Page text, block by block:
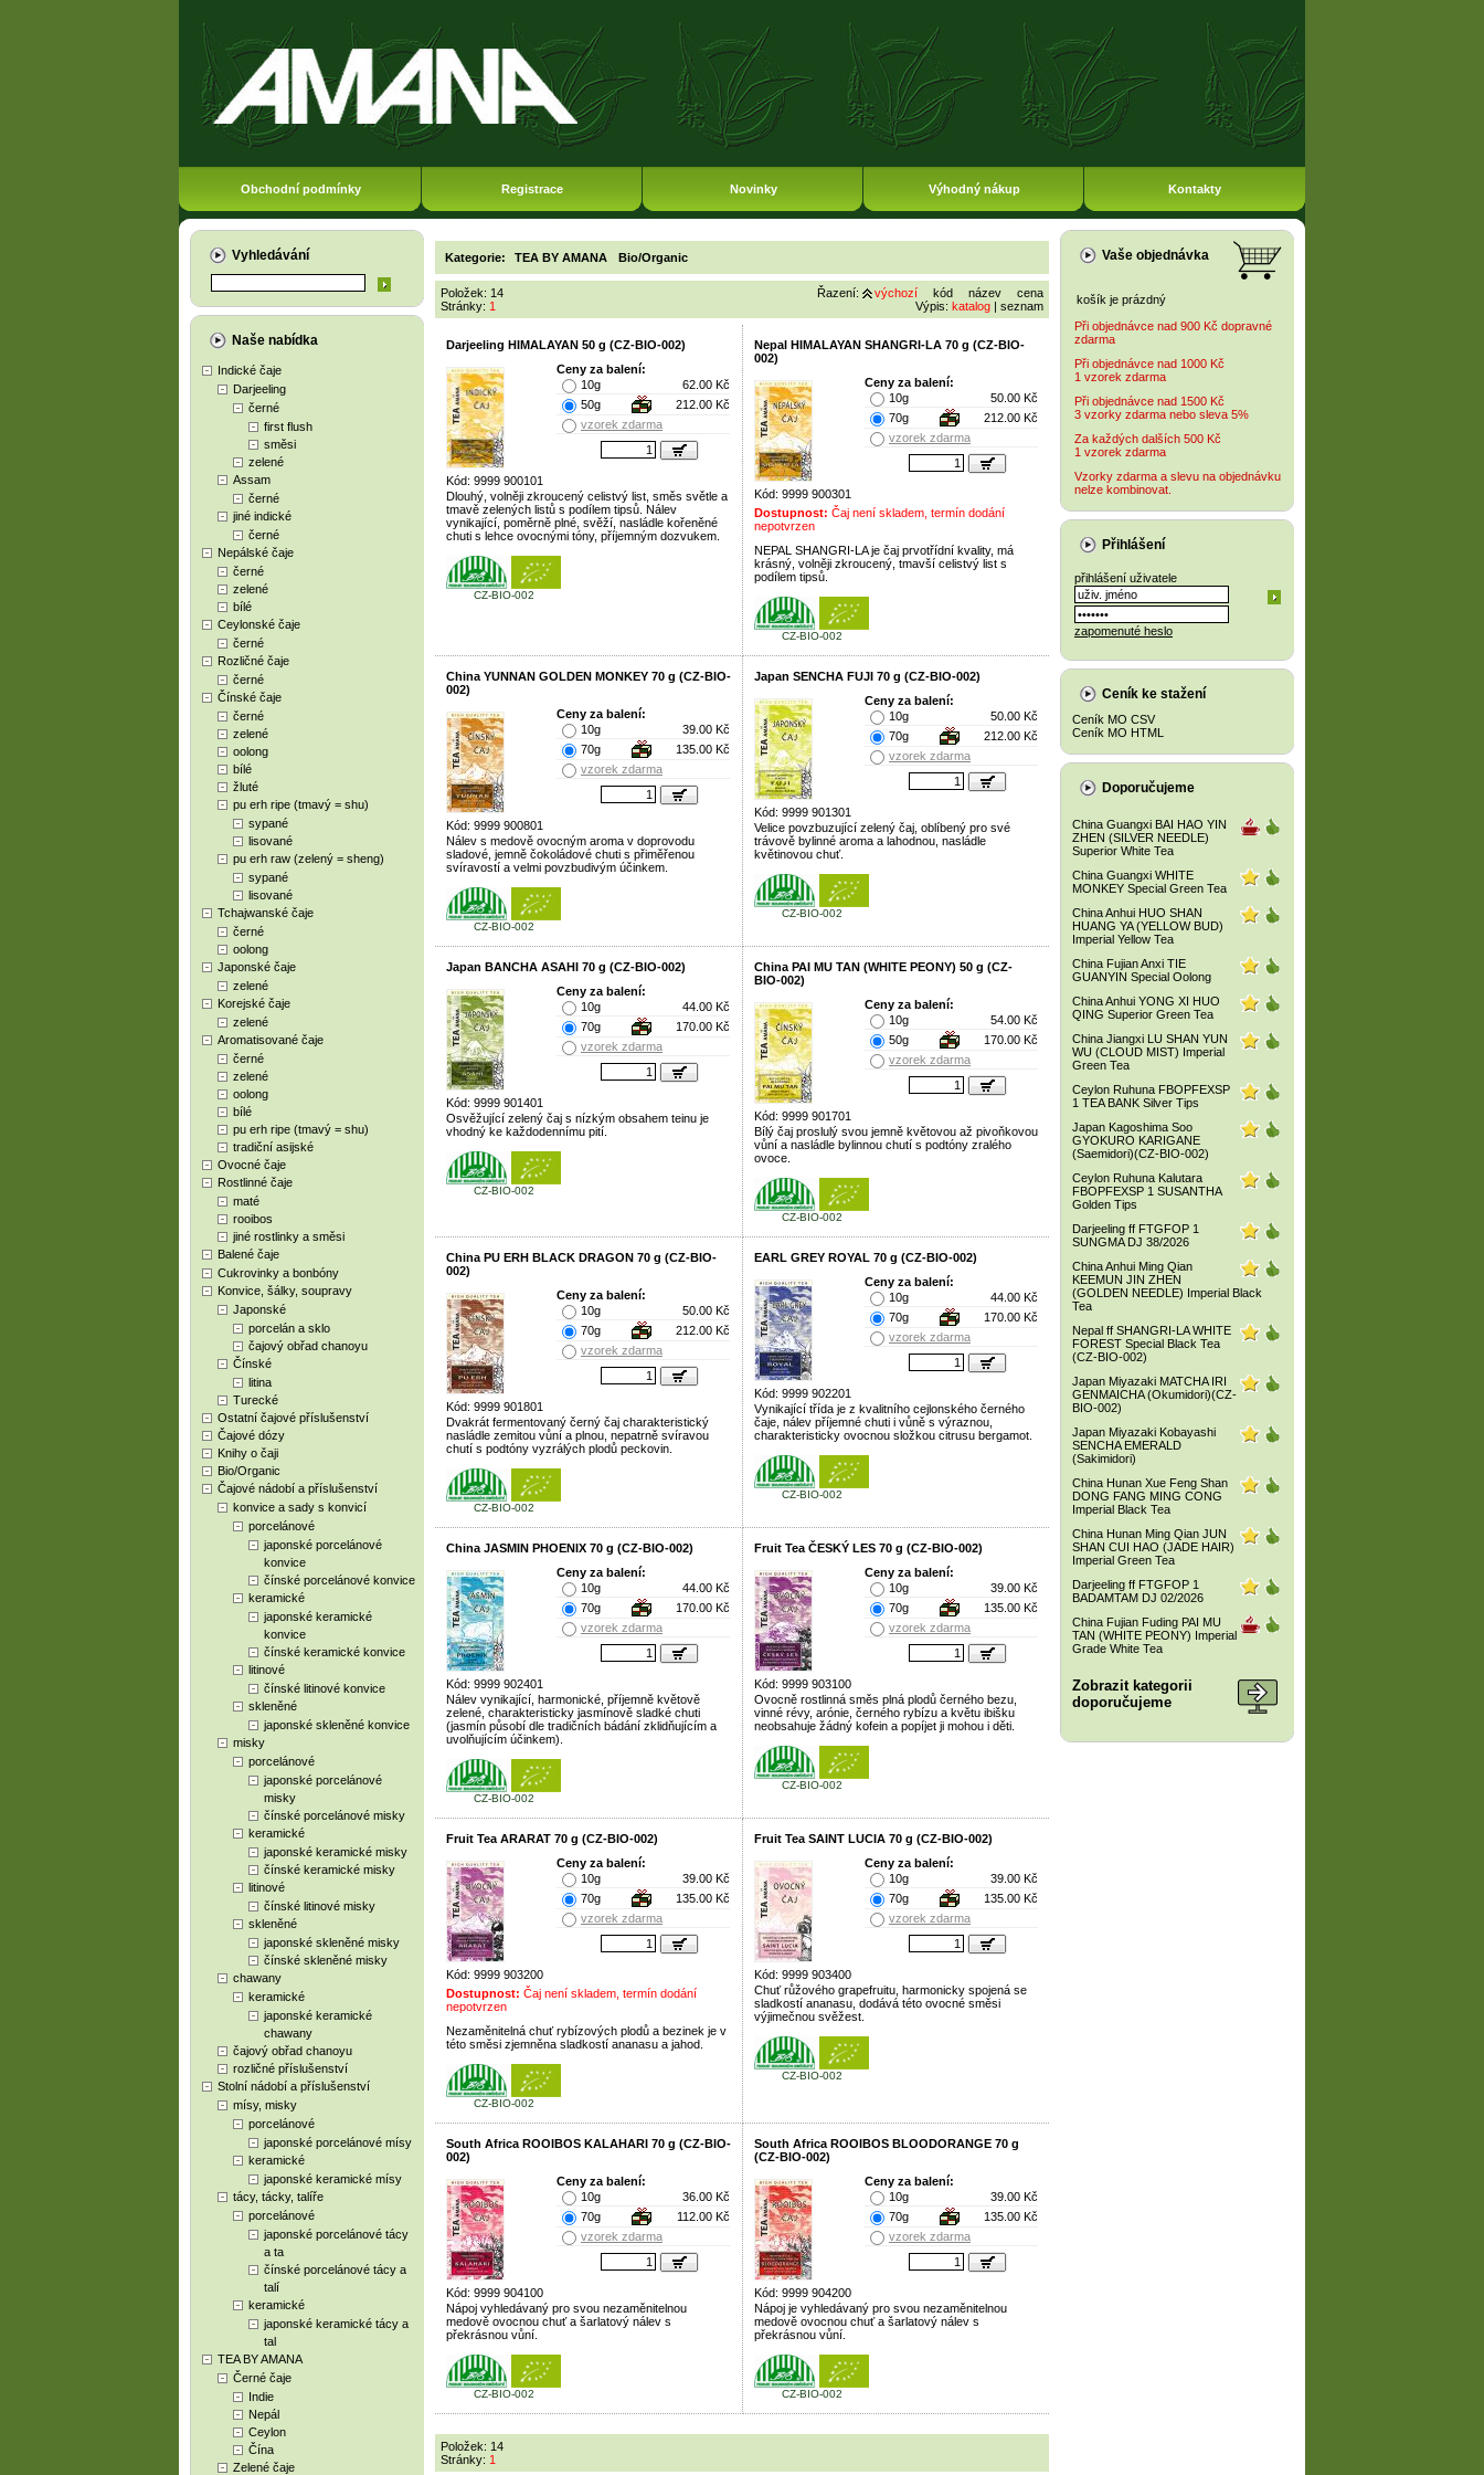
Obchodní podmínky Registrace Novinky Výhodný nákup Kontakty
Vyhledávání
Naše nabídka
Indické čaje
Darjeeling
černé
first flush
směsi
zelené
Assam
černé
jiné indické
černé
Nepálské čaje
černé
zelené
bílé
Ceylonské čaje
černé
Rozličné čaje
černé
Čínské čaje
černé
zelené
oolong
bílé
žluté
pu erh ripe (tmavý = shu)
sypané
lisované
pu erh raw (zelený = sheng)
sypané
lisované
Tchajwanské čaje
černé
oolong
Japonské čaje
zelené
Korejské čaje
zelené
Aromatisované čaje
černé
zelené
oolong
bílé
pu erh ripe (tmavý = shu)
tradiční asijské
Ovocné čaje
Rostlinné čaje
maté
rooibos
jiné rostlinky a směsi
Balené čaje
Cukrovinky a bonbóny
Konvice, šálky, soupravy
Japonské
porcelán a sklo
čajový obřad chanoyu
Čínské
litina
Turecké
Ostatní čajové příslušenství
Čajové dózy
Knihy o čaji
Bio/Organic
Čajové nádobí a příslušenství
konvice a sady s konvicí
porcelánové
japonské porcelánové
konvice
čínské porcelánové konvice
keramické
japonské keramické
konvice
čínské keramické konvice
litinové
čínské litinové konvice
skleněné
japonské skleněné konvice
misky
porcelánové
japonské porcelánové
misky
čínské porcelánové misky
keramické
japonské keramické misky
čínské keramické misky
litinové
čínské litinové misky
skleněné
japonské skleněné misky
čínské skleněné misky
chawany
keramické
japonské keramické
chawany
čajový obřad chanoyu
rozličné příslušenství
Stolní nádobí a příslušenství
mísy, misky
porcelánové
japonské porcelánové mísy
keramické
japonské keramické mísy
tácy, tácky, talíře
porcelánové
japonské porcelánové tácy
a ta
čínské porcelánové tácy a
talí
keramické
japonské keramické tácy a
tal
TEA BY AMANA
Černé čaje
Indie
Nepál
Ceylon
Čína
Zelené čaje
Kategorie: TEA BY AMANA Bio/Organic
Řazení: výchozí kód název
cena
Výpis: katalog | seznam
Položek: 14
Stránky: 1
Darjeeling HIMALAYAN 50 g (CZ-BIO-002)
Kód: 9999 900101
Ceny za balení:
10g
62.00 Kč
50g
212.00 Kč
vzorek zdarma
Dlouhý, volněji zkroucený celistvý list, směs světle a
tmavě zelených listů s podílem tipsů. Nálev
vynikající, poměrně plné, svěží, nasládle kořeněné
chuti s lehce ovocnými tóny, příjemným dozvukem.
CZ-BIO-002
Nepal HIMALAYAN SHANGRI-LA 70 g (CZ-BIO-
002)
Kód: 9999 900301
Ceny za balení:
10g
50.00 Kč
70g
212.00 Kč
vzorek zdarma
Dostupnost: Čaj není skladem, termín dodání
nepotvrzen
NEPAL SHANGRI-LA je čaj prvotřídní kvality, má
krásný, volněji zkroucený, tmavší celistvý list s
podílem tipsů.
CZ-BIO-002
China YUNNAN GOLDEN MONKEY 70 g (CZ-BIO-
002)
Kód: 9999 900801
Ceny za balení:
10g
39.00 Kč
70g
135.00 Kč
vzorek zdarma
Nálev s medově ovocným aroma v doprovodu
sladové, jemně čokoládové chuti s přiměřenou
svíravostí a velmi povzbudivým účinkem.
CZ-BIO-002
Japan SENCHA FUJI 70 g (CZ-BIO-002)
Kód: 9999 901301
Ceny za balení:
10g
50.00 Kč
70g
212.00 Kč
vzorek zdarma
Velice povzbuzující zelený čaj, oblíbený pro své
trávově bylinné aroma a lahodnou, nasládle
květinovou chuť.
CZ-BIO-002
Japan BANCHA ASAHI 70 g (CZ-BIO-002)
Kód: 9999 901401
Ceny za balení:
10g
44.00 Kč
70g
170.00 Kč
vzorek zdarma
Osvěžující zelený čaj s nízkým obsahem teinu je
vhodný ke každodennímu pití.
CZ-BIO-002
China PAI MU TAN (WHITE PEONY) 50 g (CZ-
BIO-002)
Kód: 9999 901701
Ceny za balení:
10g
54.00 Kč
50g
170.00 Kč
vzorek zdarma
Bílý čaj proslulý svou jemně květovou až pivoňkovou
vůní a nasládle bylinnou chutí s podtóny zralého
ovoce.
CZ-BIO-002
China PU ERH BLACK DRAGON 70 g (CZ-BIO-
002)
Kód: 9999 901801
Ceny za balení:
10g
50.00 Kč
70g
212.00 Kč
vzorek zdarma
Dvakrát fermentovaný černý čaj charakteristický
nasládle zemitou vůní a plnou, nepatrně svíravou
chutí s podtóny vyzrálých plodů peckovin.
CZ-BIO-002
EARL GREY ROYAL 70 g (CZ-BIO-002)
Kód: 9999 902201
Ceny za balení:
10g
44.00 Kč
70g
170.00 Kč
vzorek zdarma
Vynikající třída je z kvalitního cejlonského černého
čaje, nálev příjemné chuti i vůně s výraznou,
charakteristicky ovocnou složkou citrusu bergamot.
CZ-BIO-002
China JASMIN PHOENIX 70 g (CZ-BIO-002)
Kód: 9999 902401
Ceny za balení:
10g
44.00 Kč
70g
170.00 Kč
vzorek zdarma
Nálev vynikající, harmonické, příjemně květově
zelené, charakteristicky jasmínově sladké chuti
(jasmín působí dle tradičních bádání zklidňujícím a
uvolňujícím účinkem).
CZ-BIO-002
Fruit Tea ČESKÝ LES 70 g (CZ-BIO-002)
Kód: 9999 903100
Ceny za balení:
10g
39.00 Kč
70g
135.00 Kč
vzorek zdarma
Ovocně rostlinná směs plná plodů černého bezu,
vinné révy, arónie, černého rybízu a květu ibišku
neobsahuje žádný kofein a popíjet ji mohou i děti.
CZ-BIO-002
Fruit Tea ARARAT 70 g (CZ-BIO-002)
Kód: 9999 903200
Ceny za balení:
10g
39.00 Kč
70g
135.00 Kč
vzorek zdarma
Dostupnost: Čaj není skladem, termín dodání
nepotvrzen
Nezaměnitelná chuť rybízových plodů a bezinek je v
této směsi zjemněna sladkostí ananasu a jahod.
CZ-BIO-002
Fruit Tea SAINT LUCIA 70 g (CZ-BIO-002)
Kód: 9999 903400
Ceny za balení:
10g
39.00 Kč
70g
135.00 Kč
vzorek zdarma
Chuť růžového grapefruitu, harmonicky spojená se
sladkostí ananasu, dodává této ovocné směsi
výjimečnou svěžest.
CZ-BIO-002
South Africa ROOIBOS KALAHARI 70 g (CZ-BIO-
002)
Kód: 9999 904100
Ceny za balení:
10g
36.00 Kč
70g
112.00 Kč
vzorek zdarma
Nápoj vyhledávaný pro svou nezaměnitelnou
medově ovocnou chuť a šarlatový nálev s
překrásnou vůní.
CZ-BIO-002
South Africa ROOIBOS BLOODORANGE 70 g
(CZ-BIO-002)
Kód: 9999 904200
Ceny za balení:
10g
39.00 Kč
70g
135.00 Kč
vzorek zdarma
Nápoj je vyhledávaný pro svou nezaměnitelnou
medově ovocnou chuť a šarlatový nálev s
překrásnou vůní.
CZ-BIO-002
Položek: 14
Stránky: 1
Vaše objednávka
košík je prázdný
Při objednávce nad 900 Kč dopravné
zdarma
Při objednávce nad 1000 Kč
1 vzorek zdarma
Při objednávce nad 1500 Kč
3 vzorky zdarma nebo sleva 5%
Za každých dalších 500 Kč
1 vzorek zdarma
Vzorky zdarma a slevu na objednávku
nelze kombinovat.
Přihlášení
přihlášení uživatele
zapomenuté heslo
Ceník ke stažení
Ceník MO CSV
Ceník MO HTML
Doporučujeme
China Guangxi BAI HAO YIN
ZHEN (SILVER NEEDLE)
Superior White Tea
China Guangxi WHITE
MONKEY Special Green Tea
China Anhui HUO SHAN
HUANG YA (YELLOW BUD)
Imperial Yellow Tea
China Fujian Anxi TIE
GUANYIN Special Oolong
China Anhui YONG XI HUO
QING Superior Green Tea
China Jiangxi LU SHAN YUN
WU (CLOUD MIST) Imperial
Green Tea
Ceylon Ruhuna FBOPFEXSP
1 TEA BANK Silver Tips
Japan Kagoshima Soo
GYOKURO KARIGANE
(Saemidori)(CZ-BIO-002)
Ceylon Ruhuna Kalutara
FBOPFEXSP 1 SUSANTHA
Golden Tips
Darjeeling ff FTGFOP 1
SUNGMA DJ 38/2026
China Anhui Ming Qian
KEEMUN JIN ZHEN
(GOLDEN NEEDLE) Imperial Black
Tea
Nepal ff SHANGRI-LA WHITE
FOREST Special Black Tea
(CZ-BIO-002)
Japan Miyazaki MATCHA IRI
GENMAICHA (Okumidori)(CZ-
BIO-002)
Japan Miyazaki Kobayashi
SENCHA EMERALD
(Sakimidori)
China Hunan Xue Feng Shan
DONG FANG MING CONG
Imperial Black Tea
China Hunan Ming Qian JUN
SHAN CUI HAO (JADE HAIR)
Imperial Green Tea
Darjeeling ff FTGFOP 1
BADAMTAM DJ 02/2026
China Fujian Fuding PAI MU
TAN (WHITE PEONY) Imperial
Grade White Tea
Zobrazit kategorii
doporučujeme